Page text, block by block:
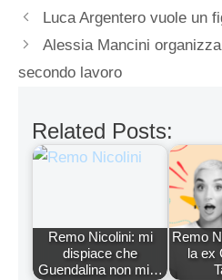
Luca Argentero vuole un
Alessia Mancini
secondo lavoro
Related Posts:
Remo Nicolini: mi
dispiace che
Guendalina non mi…
Remo
la ex